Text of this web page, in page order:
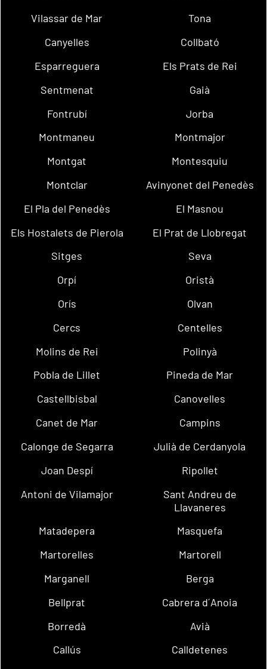
Vilassar de Mar
Tona
Canyelles
Collbató
Esparreguera
Els Prats de Rei
Sentmenat
Gaià
Fontrubí
Jorba
Montmaneu
Montmajor
Montgat
Montesquiu
Montclar
Avinyonet del Penedès
El Pla del Penedès
El Masnou
Els Hostalets de Pierola
El Prat de Llobregat
Sitges
Seva
Orpí
Oristà
Orís
Olvan
Cercs
Centelles
Molins de Rei
Polinyà
Pobla de Lillet
Pineda de Mar
Castellbisbal
Canovelles
Canet de Mar
Campins
Calonge de Segarra
Julià de Cerdanyola
Joan Despí
Ripollet
Antoni de Vilamajor
Sant Andreu de
Llavaneres
Matadepera
Masquefa
Martorelles
Martorell
Marganell
Berga
Bellprat
Cabrera d´Anoia
Borredà
Avià
Callús
Calldetenes